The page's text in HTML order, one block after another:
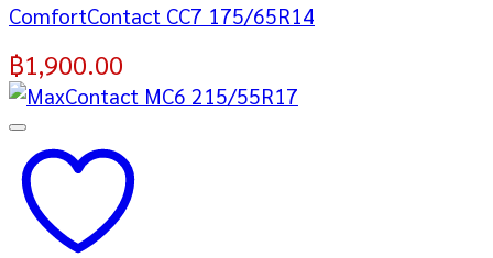
ComfortContact CC7 175/65R14
฿1,900.00